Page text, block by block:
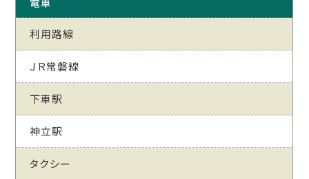
利用路線
ＪＲ常磐線
下車駅
神立駅
タクシー